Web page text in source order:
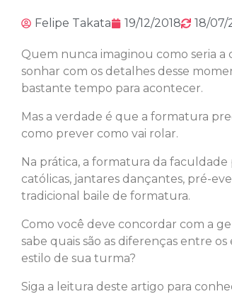
Felipe Takata 19/12/2018 18/07/
Quem nunca imaginou como seria
sonhar com os detalhes desse
bastante tempo para acontecer.
Mas a verdade é que a formatura
como prever como vai rolar.
Na prática, a formatura da
católicas, jantares dançantes, pré-
tradicional baile de formatura.
Como você deve concordar com a
sabe quais são as diferenças entre
estilo de sua turma?
Siga a leitura deste artigo para